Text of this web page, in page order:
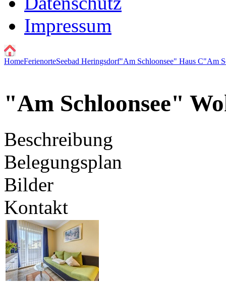
Impressum
HomeFerienorteSeebad Heringsdorf"Am Schloonsee" Haus C"Am
"Am Schloonsee"
Beschreibung
Belegungsplan
Bilder
Kontakt